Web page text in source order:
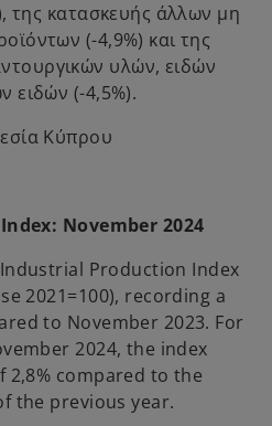
της κατασκευής άλλων μη
(-4,9%) και της
υλών, ειδών
ειδών (-4,5%).
Κύπρου
November 2024
Production Index
2021=100), recording a
to November 2023. For
2024, the index
2,8% compared to the
the previous year.